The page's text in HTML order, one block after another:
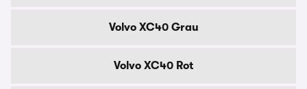
Volvo XC40 Grau
Volvo XC40 Rot